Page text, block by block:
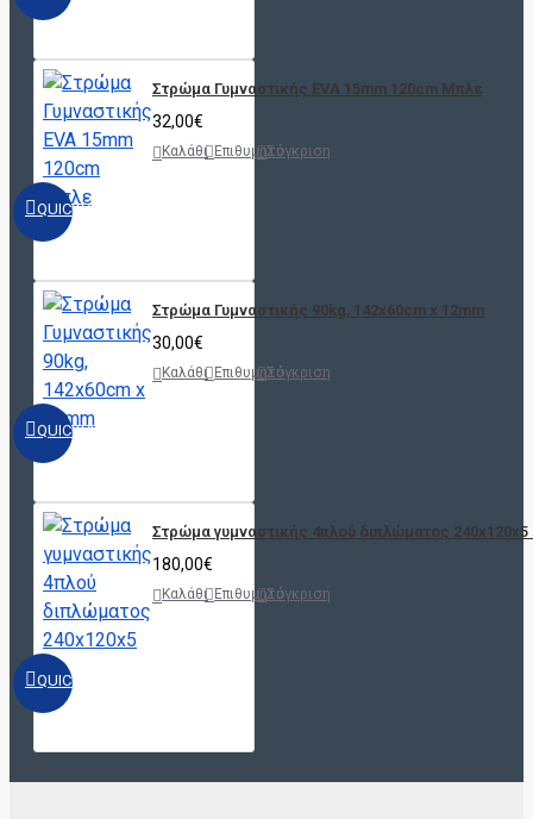
QUICKVIEW
Στρώμα Γυμναστικής EVA 15mm 120cm Μπλε
32,00€
Καλάθι ΕπιθυμητόΣύγκριση
QUICKVIEW
Στρώμα Γυμναστικής 90kg, 142x60cm x 12mm
30,00€
Καλάθι ΕπιθυμητόΣύγκριση
QUICKVIEW
Στρώμα γυμναστικής 4πλού διπλώματος 240x120x5
180,00€
Καλάθι ΕπιθυμητόΣύγκριση